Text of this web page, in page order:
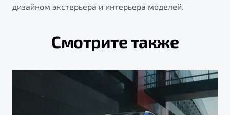
дизайном экстерьера и интерьера моделей.
Смотрите также